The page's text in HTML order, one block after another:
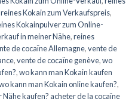
reines Kokain zum Verkaufspreis,
Kokainpulver zum Online-
in meiner Nähe,reines
de cocaïne Allemagne,vente de
,vente de cocaïne genève,wo
,wo kann man Kokain kaufen
kann man Kokain online kaufen?,
kaufen? acheter de la cocaïne